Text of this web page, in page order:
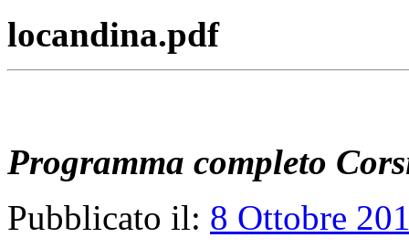
locandina.pdf
Programma completo
Pubblicato il: 8 Ottobre